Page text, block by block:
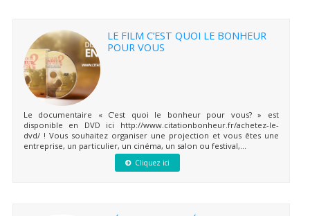
LE FILM C’EST QUOI LE BONHEUR
POUR VOUS
Le documentaire « C’est quoi le bonheur pour vous? » est
disponible en DVD ici http://www.citationbonheur.fr/achetez-le-
dvd/ ! Vous souhaitez organiser une projection et vous êtes une
entreprise, un particulier, un cinéma, un salon ou festival,...
Cliquez ici